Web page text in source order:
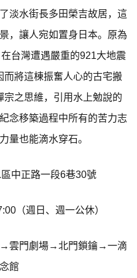
淡水街長多田榮吉故居，這
，讓人宛如置身日本。原為
台灣遭遇嚴重的921大地震
而將這棟振奮人心的古宅搬
之思維，引用水上勉說的
念移築過程中所有的苦力志
量也能滴水穿石。
中正路一段6巷30號
（週日、週一公休）
→雲門劇場→北門鎖鑰→一滴
館